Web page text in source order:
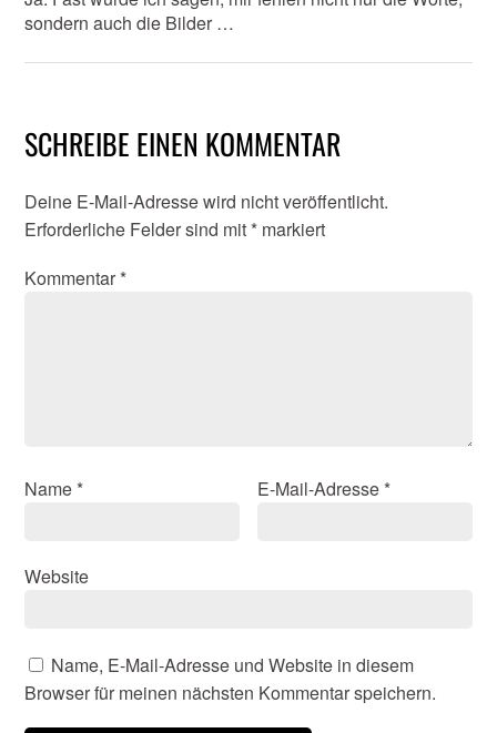
sondern auch die Bilder …
SCHREIBE EINEN KOMMENTAR
Deine E-Mail-Adresse wird nicht veröffentlicht.
Erforderliche Felder sind mit * markiert
Kommentar *
Name * E-Mail-Adresse *
Website
Name, E-Mail-Adresse und Website in diesem
Browser für meinen nächsten Kommentar speichern.